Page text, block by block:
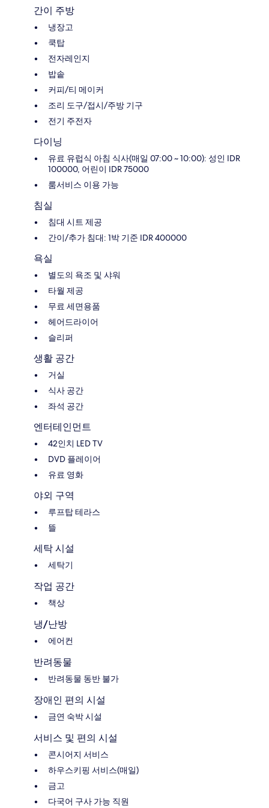
간이 주방
냉장고
쿡탑
전자레인지
밥솥
커피/티 메이커
조리 도구/접시/주방 기구
전기 주전자
다이닝
유료 유럽식 아침 식사(매일 07:00 ~ 10:00): 성인 IDR
100000, 어린이 IDR 75000
룸서비스 이용 가능
침실
침대 시트 제공
간이/추가 침대: 1박 기준 IDR 400000
욕실
별도의 욕조 및 샤워
타월 제공
무료 세면용품
헤어드라이어
슬리퍼
생활 공간
거실
식사 공간
좌석 공간
엔터테인먼트
42인치 LED TV
DVD 플레이어
유료 영화
야외 구역
루프탑 테라스
뜰
세탁 시설
세탁기
작업 공간
책상
냉/난방
에어컨
반려동물
반려동물 동반 불가
장애인 편의 시설
금연 숙박 시설
서비스 및 편의 시설
콘시어지 서비스
하우스키핑 서비스(매일)
금고
다국어 구사 가능 직원